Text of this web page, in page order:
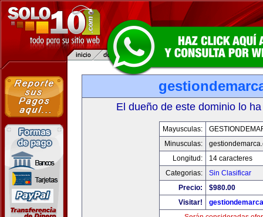
El dueño de este dominio lo
Mayusculas:
Minusculas:
Longitud:
14 caracteres
Categorias:
Sin Clasificar
Precio:
$980.00
Visitar!